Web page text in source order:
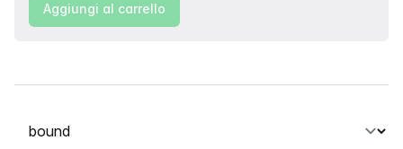
Aggiungi al carrello
Seleziona una scheda